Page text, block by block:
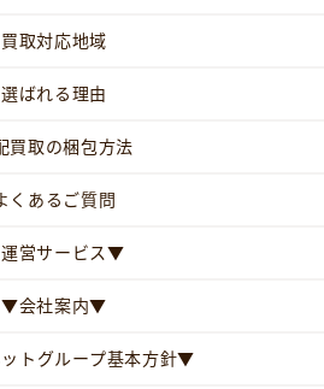
買取対応地域
選ばれる理由
買取の梱包方法
くあるご質問
営サービス▼
▼会社案内▼
トグループ基本方針▼